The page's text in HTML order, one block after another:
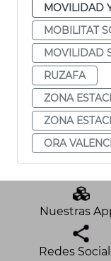
MOVILIDAD
MOBILITAT
MOVILIDAD
RUZAFA
ZONA
ZONA
ORA
Nuestras
Redes